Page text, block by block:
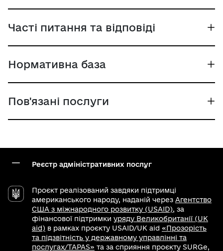
Часті питання та відповіді
Нормативна база
Пов'язані послуги
Реєстр адміністративних послуг
Проєкт реалізований завдяки підтримці
американського народу, наданій через Агентство
США з міжнародного розвитку (USAID), за
фінансової підтримки уряду Великобританії (UK
aid) в рамках проєкту USAID/UK aid «Прозорість
та підзвітність у державному управлінні та
послугах/TAPAS» та за сприяння проєкту SURGe,